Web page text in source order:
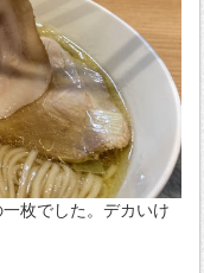
枚でした。デカいけ